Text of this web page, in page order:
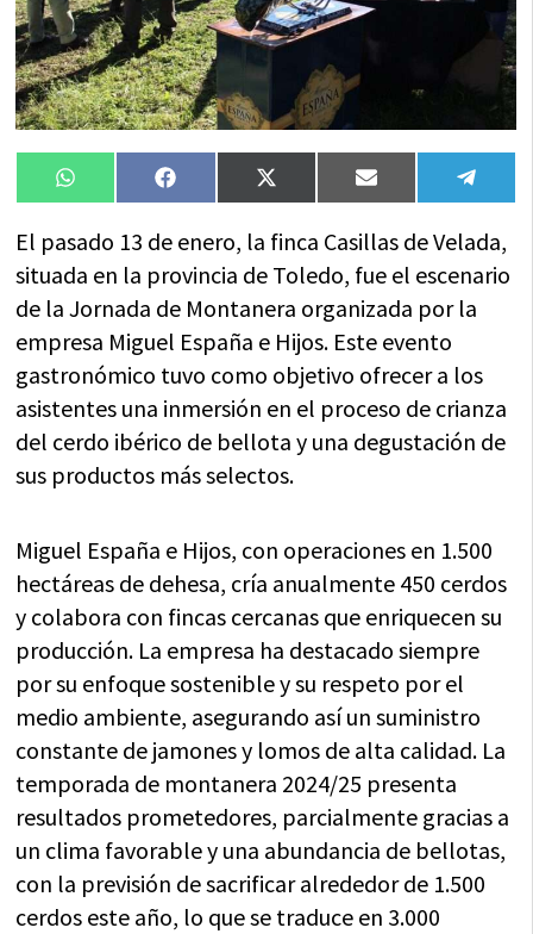
Compartir
en
WhatsAppCompartir
en
FacebookCompartir
en
X
(Twitter)
Compartir
en
Email
en
El pasado 13 de enero, la finca Casillas de Velada,
situada en la provincia de Toledo, fue el escenario
de la Jornada de Montanera organizada por la
empresa Miguel España e Hijos. Este evento
gastronómico tuvo como objetivo ofrecer a los
asistentes una inmersión en el proceso de crianza
del cerdo ibérico de bellota y una degustación de
sus productos más selectos.
Miguel España e Hijos, con operaciones en 1.500
hectáreas de dehesa, cría anualmente 450 cerdos
y colabora con fincas cercanas que enriquecen su
producción. La empresa ha destacado siempre
por su enfoque sostenible y su respeto por el
medio ambiente, asegurando así un suministro
constante de jamones y lomos de alta calidad. La
temporada de montanera 2024/25 presenta
resultados prometedores, parcialmente gracias a
un clima favorable y una abundancia de bellotas,
con la previsión de sacrificar alrededor de 1.500
cerdos este año, lo que se traduce en 3.000